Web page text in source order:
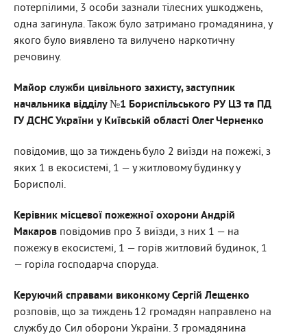
потерпілими, 3 особи зазнали тілесних ушкоджень,
одна загинула. Також було затримано громадянина, у
якого було виявлено та вилучено наркотичну
речовину.
Майор служби цивільного захисту, заступник
начальника відділу №1 Бориспільського РУ ЦЗ та ПД
ГУ ДСНС України у Київській області Олег Черненко
повідомив, що за тиждень було 2 виїзди на пожежі, з
яких 1 в екосистемі, 1 — у житловому будинку у
Борисполі.
Керівник місцевої пожежної охорони Андрій
Макаров повідомив про 3 виїзди, з них 1 — на
пожежу в екосистемі, 1 — горів житловий будинок, 1
— горіла господарча споруда.
Керуючий справами виконкому Сергій Лещенко
розповів, що за тиждень 12 громадян направлено на
службу до Сил оборони України. 3 громадянина